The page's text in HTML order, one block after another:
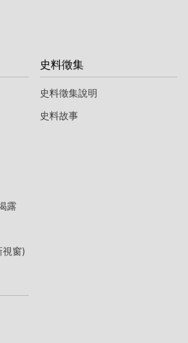
露
視窗)
史料徵集
史料徵集說明
史料故事